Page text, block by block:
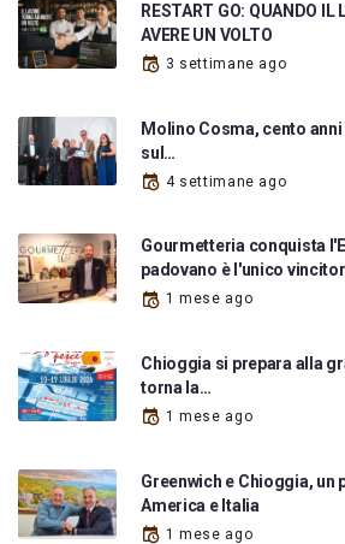
RESTART GO: QUANDO IL
AVERE UN VOLTO
3 settimane ago
Molino Cosma, cento
sul…
4 settimane ago
Gourmetteria conquista
padovano è l'unico
1 mese ago
Chioggia si prepara alla
torna la…
1 mese ago
Greenwich e Chioggia, un
America e Italia
1 mese ago